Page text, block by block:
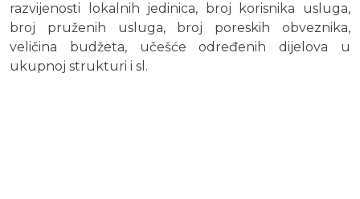
razvijenosti lokalnih jedinica, broj korisnika usluga,
broj pruženih usluga, broj poreskih obveznika,
veličina budžeta, učešće određenih dijelova u
ukupnoj strukturi i sl.